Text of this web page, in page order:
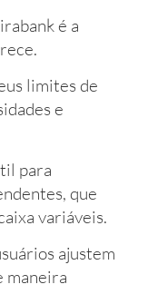
é a
limites de
e
para
que
variáveis.
ajustem
maneira